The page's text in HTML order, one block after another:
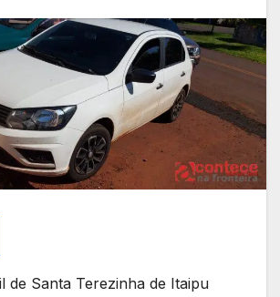
de Santa Terezinha de Itaipu